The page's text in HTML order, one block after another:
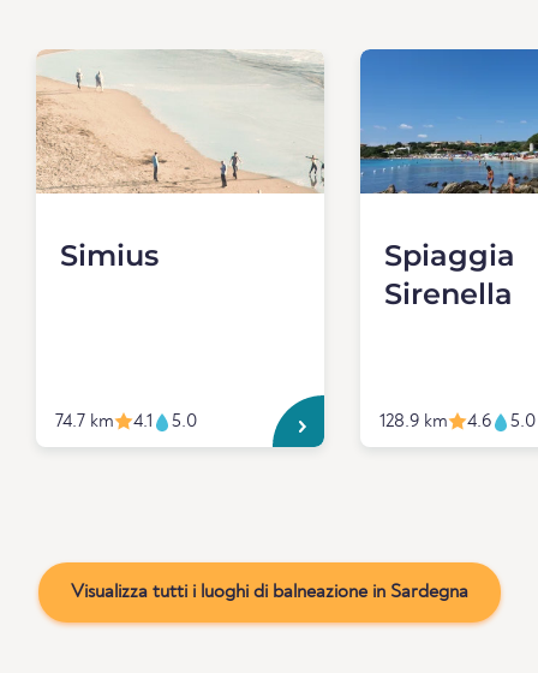
Simius
74.7 km 4.1 5.0
Spiaggia
Sirenella
128.9 km 4.6 5.0
Visualizza tutti i luoghi di balneazione in Sardegna